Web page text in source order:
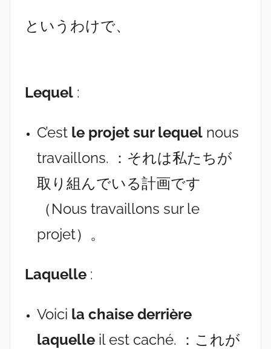
というわけで、
Lequel :
C’est le projet sur lequel nous
travaillons. ：それは私たちが
取り組んでいる計画です
（Nous travaillons sur le
projet）。
Laquelle :
Voici la chaise derrière
laquelle il est caché. ：これが